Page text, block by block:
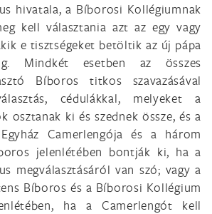
hivatala, a Bíborosi Kollégiumnak
kell választania azt az egy vagy
e tisztségeket betöltik az új pápa
Mindkét esetben az összes
Bíboros titkos szavazásával
cédulákkal, melyeket a
osztanak ki és szednek össze, és a
Camerlengója és a három
jelenlétében bontják ki, ha a
megválasztásáról van szó; vagy a
Bíboros és a Bíborosi Kollégium
ha a Camerlengót kell